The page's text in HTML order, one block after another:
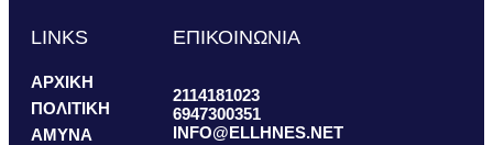
LINKS
ΑΡΧΙΚΗ
ΠΟΛΙΤΙΚΗ
ΑΜΥΝΑ
ΕΠΙΚΟΙΝΩΝΙΑ
2114181023
6947300351
INFO@ELLHNES.NET